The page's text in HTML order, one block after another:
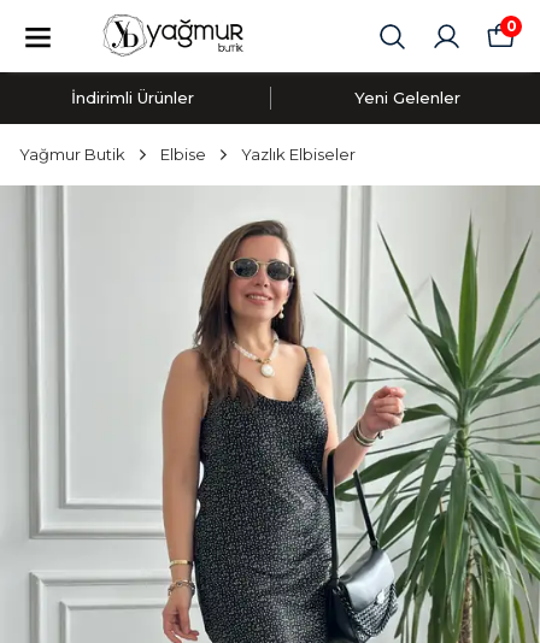
0
İndirimli Ürünler Yeni Gelenler
Yağmur Butik Elbise Yazlık Elbiseler